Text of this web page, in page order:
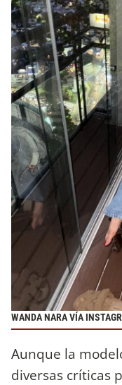
WANDA NARA VÍA
Aunque la
diversas críticas